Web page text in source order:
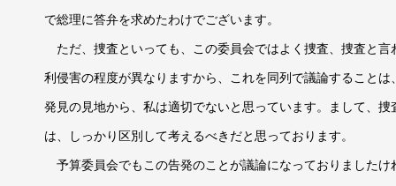
で総理に答弁を求めたわけでございます。
ただ、捜査といっても、この委員会ではよく捜査、捜査と
利侵害の程度が異なりますから、これを同列で議論すること
発見の見地から、私は適切でないと思っています。まして、
は、しっかり区別して考えるべきだと思っております。
予算委員会でもこの告発のことが議論になっておりました